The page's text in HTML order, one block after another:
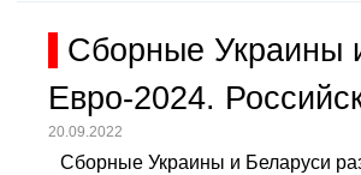
Сборные Украины
Евро-2024.
20.09.2022
Сборные Украины и Беларуси